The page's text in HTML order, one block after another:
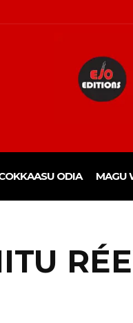
ODIA MAGU